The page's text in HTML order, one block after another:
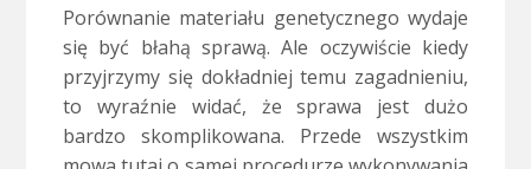
Porównanie materiału genetycznego wydaje
się być błahą sprawą. Ale oczywiście kiedy
przyjrzymy się dokładniej temu zagadnieniu,
to wyraźnie widać, że sprawa jest dużo
bardzo skomplikowana. Przede wszystkim